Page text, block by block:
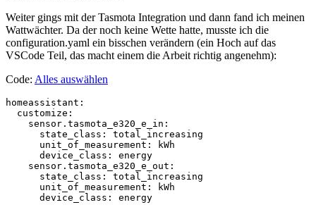
Weiter gings mit der Tasmota Integration und dann fand ich meinen
Wattwächter. Da der noch keine Wette hatte, musste ich die
configuration.yaml ein bisschen verändern (ein Hoch auf das
VSCode Teil, das macht einem die Arbeit richtig angenehm):
Code: Alles auswählen
homeassistant:
  customize:
    sensor.tasmota_e320_e_in:
      state_class: total_increasing
      unit_of_measurement: kWh
      device_class: energy
    sensor.tasmota_e320_e_out:
      state_class: total_increasing
      unit_of_measurement: kWh
      device_class: energy